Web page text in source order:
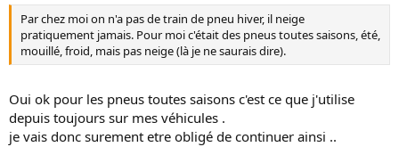
Par chez moi on n'a pas de train de pneu hiver, il neige
pratiquement jamais. Pour moi c'était des pneus toutes saisons, été,
mouillé, froid, mais pas neige (là je ne saurais dire).
Oui ok pour les pneus toutes saisons c'est ce que j'utilise
depuis toujours sur mes véhicules .
je vais donc surement etre obligé de continuer ainsi ..